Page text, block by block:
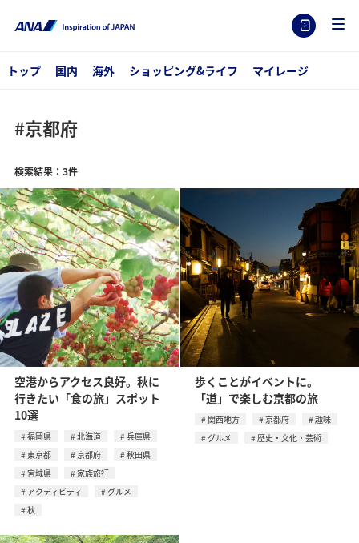
トップ 国内 海外 ショッピング&ライフ マイレージ
#京都府
検索結果：3件
空港からアクセス良好。秋に
行きたい「食の旅」スポット
10選
福岡県 北海道
兵庫県
東京都
京都府
秋田県
宮城県
家族旅行
アクティビティ
グルメ
秋
歩くことがイベントに。
「道」で楽しむ京都の旅
関西地方 京都府
趣味
グルメ
歴史・文化・芸術